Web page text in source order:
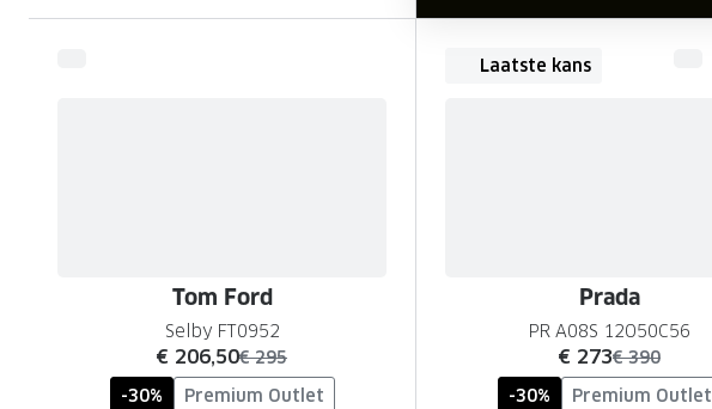
Tom Ford
Selby FT0952
nu:
€ 206,50was:
€ 295
-30%
Premium Outlet
Laatste kans
Prada
PR A08S 12O50C56
nu:
€ 273was:
€ 390
-30%
Premium Outlet